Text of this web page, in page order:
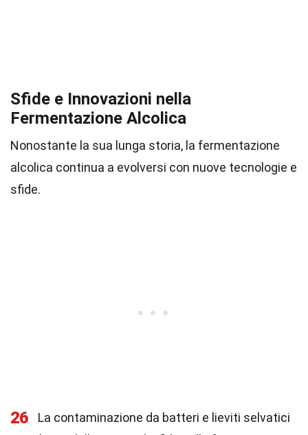
Sfide e Innovazioni nella
Fermentazione Alcolica
Nonostante la sua lunga storia, la fermentazione
alcolica continua a evolversi con nuove tecnologie e
sfide.
26
La contaminazione da batteri e lieviti selvatici